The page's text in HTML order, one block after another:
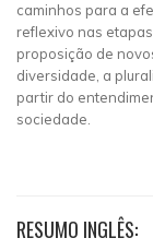
caminhos para a
reflexivo nas
proposição de
diversidade, a
partir do
sociedade.
RESUMO INGLÊS: